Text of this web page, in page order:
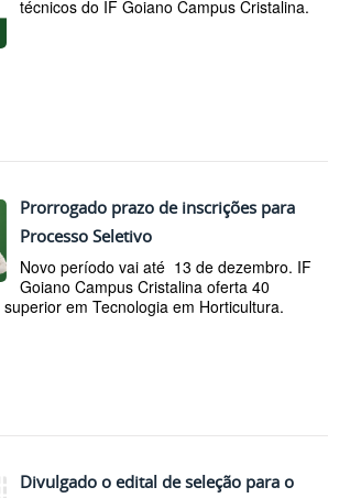
técnicos do IF Goiano Campus Cristalina.
Prorrogado prazo de inscrições para
Processo Seletivo
Novo período vai até 13 de dezembro. IF
Goiano Campus Cristalina oferta 40
em Tecnologia em Horticultura.
Divulgado o edital de seleção para o